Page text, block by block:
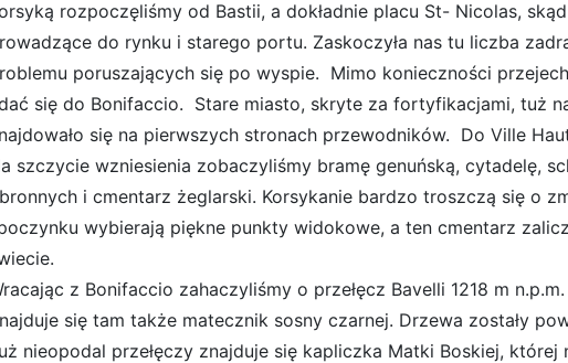
rozpoczęliśmy od Bastii, a dokładnie placu St- Nicolas,
do rynku i starego portu. Zaskoczyła nas tu liczba
poruszających się po wyspie. Mimo konieczności
się do Bonifaccio. Stare miasto, skryte za fortyfikacjami, tuż
się na pierwszych stronach przewodników. Do Ville
szczycie wzniesienia zobaczyliśmy bramę genuńską, cytadelę,
i cmentarz żeglarski. Korsykanie bardzo troszczą się o
wybierają piękne punkty widokowe, a ten cmentarz
z Bonifaccio zahaczyliśmy o przełęcz Bavelli 1218 m
się tam także matecznik sosny czarnej. Drzewa zostały
nieopodal przełęczy znajduje się kapliczka Matki Boskiej,